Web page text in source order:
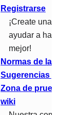
Registrarse
¡Create una
ayudar a
mejor!
Normas de la
Sugerencias y
Zona de
wiki